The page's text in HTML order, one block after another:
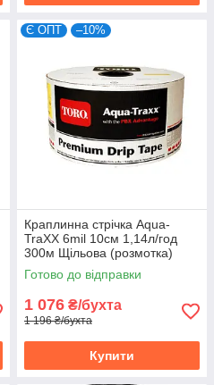
Є ОПТ –10%
Краплинна стрічка Aqua-
TraXX 6mil 10см 1,14л/год
300м Щільова (розмотка)
Готово до відправки
1 076 ₴/бухта
1 196 ₴/бухта
Купити